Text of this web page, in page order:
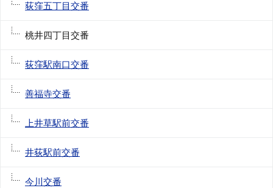
荻窪五丁目交番
桃井四丁目交番
荻窪駅南口交番
善福寺交番
上井草駅前交番
井荻駅前交番
今川交番